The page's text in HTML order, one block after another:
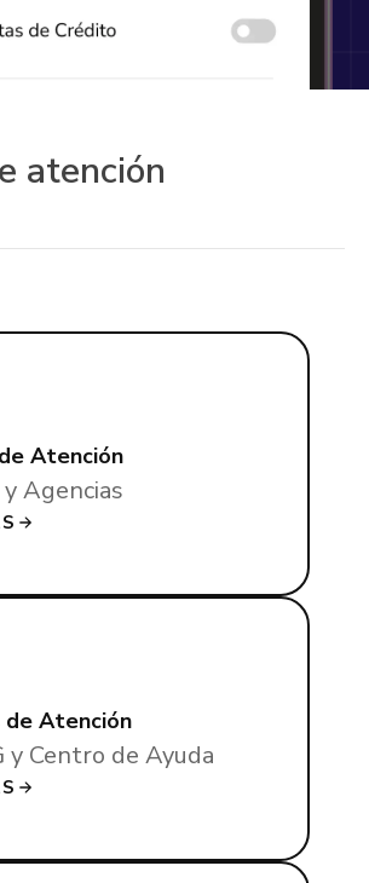
atención
Atención
Agencias
de Atención
y Centro de Ayuda